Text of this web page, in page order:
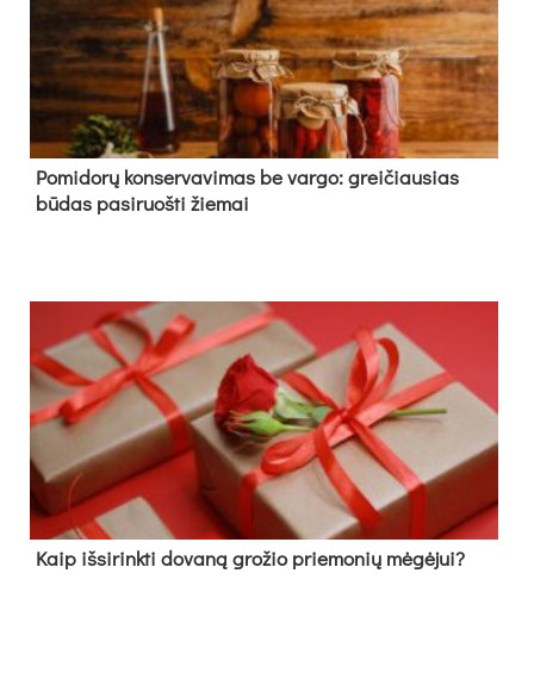
Pomidorų konservavimas be vargo: greičiausias
būdas pasiruošti žiemai
Kaip išsirinkti dovaną grožio priemonių mėgėjui?